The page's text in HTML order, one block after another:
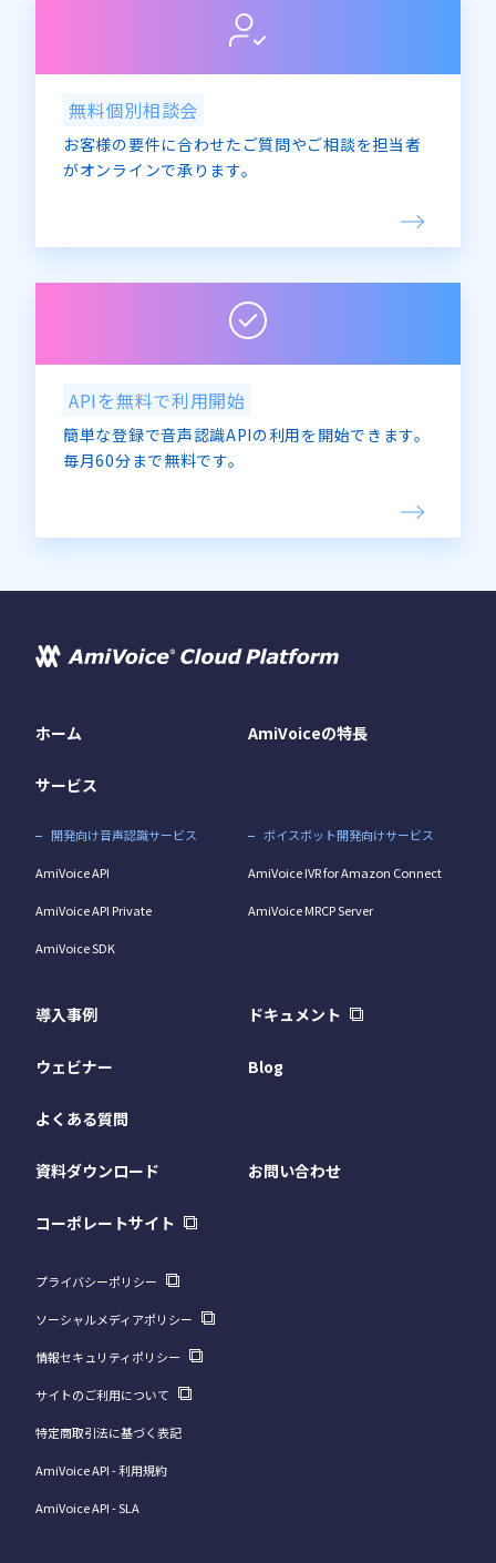
無料個別相談会
お客様の要件に合わせたご質問やご相談を担当者
がオンラインで承ります。
APIを無料で利用開始
簡単な登録で音声認識APIの利用を開始できます。
毎月60分まで無料です。
ホーム AmiVoiceの特長
サービス
開発向け音声認識サービス
AmiVoice API
AmiVoice API Private
AmiVoice SDK
ボイスボット開発向けサービス
AmiVoice IVR for Amazon Connect
AmiVoice MRCP Server
導入事例 ドキュメント
ウェビナー Blog
よくある質問
資料ダウンロード お問い合わせ
コーポレートサイト
プライバシーポリシー
ソーシャルメディアポリシー
情報セキュリティポリシー
サイトのご利用について
特定商取引法に基づく表記
AmiVoice API - 利用規約
AmiVoice API - SLA